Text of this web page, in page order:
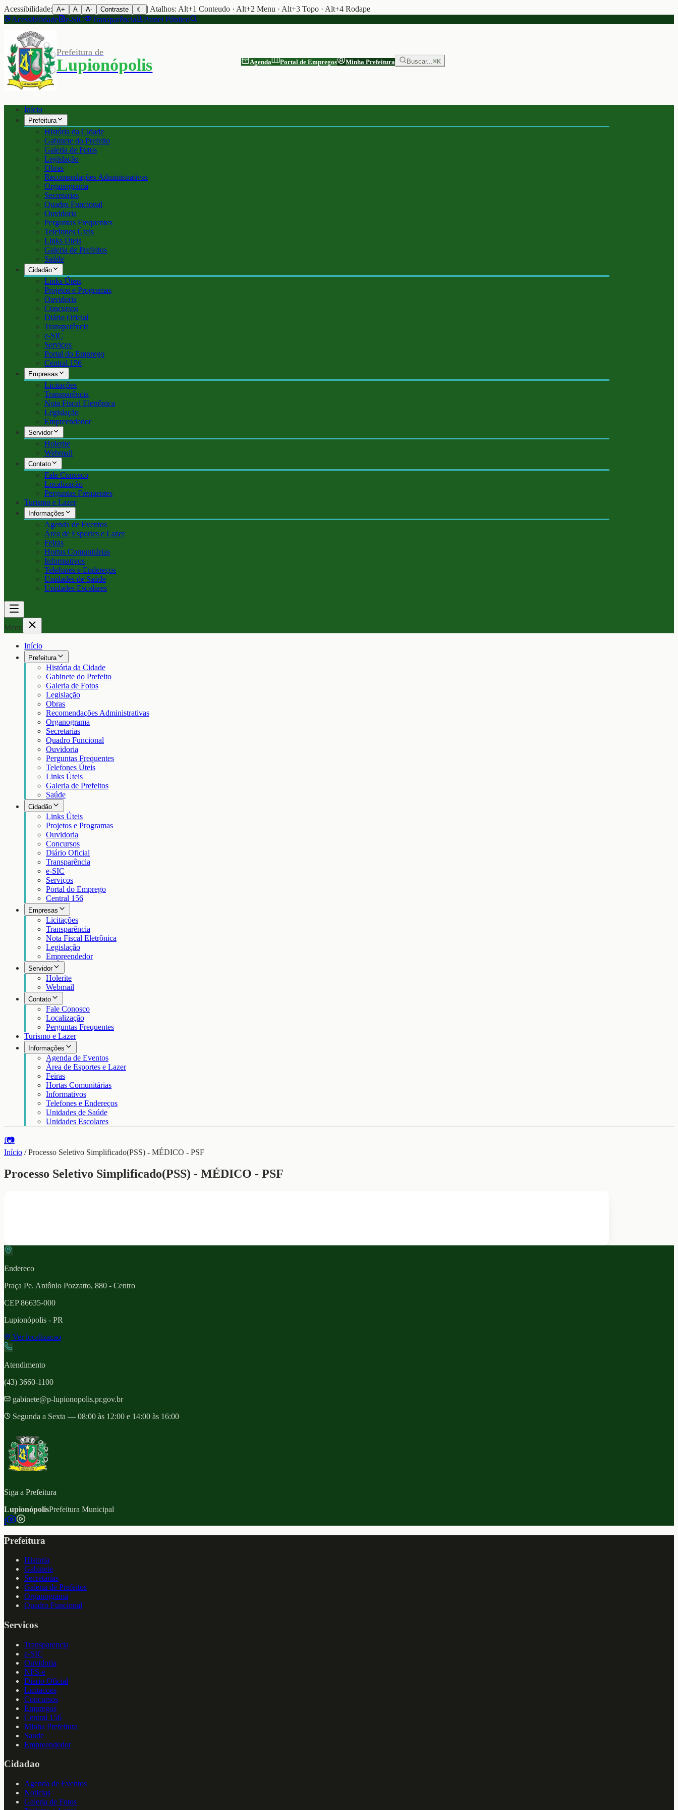
Acessibilidade: A+ A A- Contraste ☾
| Atalhos: Alt+1 Conteudo · Alt+2 Menu · Alt+3 Topo · Alt+4 Rodape
Acessibilidade
e-SIC Transparência Painel Público
Prefeitura de
Lupionópolis Agenda Portal de Empregos Minha Prefeitura Buscar...⌘K
Início
Prefeitura
História da Cidade
Gabinete do Prefeito
Galeria de Fotos
Legislação
Obras
Recomendações Administrativas
Organograma
Secretarias
Quadro Funcional
Ouvidoria
Perguntas Frequentes
Telefones Úteis
Links Úteis
Galeria de Prefeitos
Saúde
Cidadão
Links Úteis
Projetos e Programas
Ouvidoria
Concursos
Diário Oficial
Transparência
e-SIC
Serviços
Portal do Emprego
Central 156
Empresas
Licitações
Transparência
Nota Fiscal Eletrônica
Legislação
Empreendedor
Servidor
Holerite
Webmail
Contato
Fale Conosco
Localização
Perguntas Frequentes
Turismo e Lazer
Informações
Agenda de Eventos
Área de Esportes e Lazer
Feiras
Hortas Comunitárias
Informativos
Telefones e Endereços
Unidades de Saúde
Unidades Escolares
Menu
Início
Prefeitura
História da Cidade
Gabinete do Prefeito
Galeria de Fotos
Legislação
Obras
Recomendações Administrativas
Organograma
Secretarias
Quadro Funcional
Ouvidoria
Perguntas Frequentes
Telefones Úteis
Links Úteis
Galeria de Prefeitos
Saúde
Cidadão
Links Úteis
Projetos e Programas
Ouvidoria
Concursos
Diário Oficial
Transparência
e-SIC
Serviços
Portal do Emprego
Central 156
Empresas
Licitações
Transparência
Nota Fiscal Eletrônica
Legislação
Empreendedor
Servidor
Holerite
Webmail
Contato
Fale Conosco
Localização
Perguntas Frequentes
Turismo e Lazer
Informações
Agenda de Eventos
Área de Esportes e Lazer
Feiras
Hortas Comunitárias
Informativos
Telefones e Endereços
Unidades de Saúde
Unidades Escolares
f📷
Início /Processo Seletivo Simplificado(PSS) - MÉDICO - PSF
Processo Seletivo Simplificado(PSS) - MÉDICO - PSF
Endereco
Praça Pe. Antônio Pozzatto, 880 - Centro
CEP86635-000
Lupionópolis - PR
Ver localizacao
Atendimento
(43) 3660-1100
gabinete@p-lupionopolis.pr.gov.br
Segunda a Sexta — 08:00 às 12:00 e 14:00 às 16:00
Siga a Prefeitura
LupionópolisPrefeitura Municipal
f
Prefeitura
Historia
Gabinete
Secretarias
Galeria de Prefeitos
Organograma
Quadro Funcional
Servicos
Transparencia
e-SIC
Ouvidoria
NFS-e
Diario Oficial
Licitacoes
Concursos
Empregos
Central 156
Minha Prefeitura
Saude
Empreendedor
Cidadao
Agenda de Eventos
Noticias
Galeria de Fotos